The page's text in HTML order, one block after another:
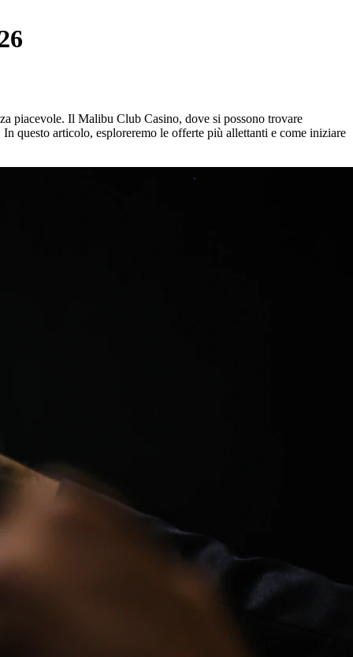
piacevole. Il Malibu Club Casino, dove si possono trovare
questo articolo, esploreremo le offerte più allettanti e come iniziare